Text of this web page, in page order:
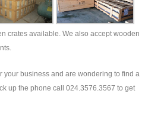
crates available. We also accept wooden
your business and are wondering to find a
up the phone call 024.3576.3567 to get